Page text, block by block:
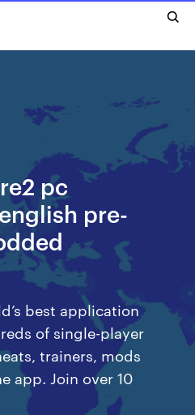
pre-
best application
of single-player
trainers, mods
app. Join over 10